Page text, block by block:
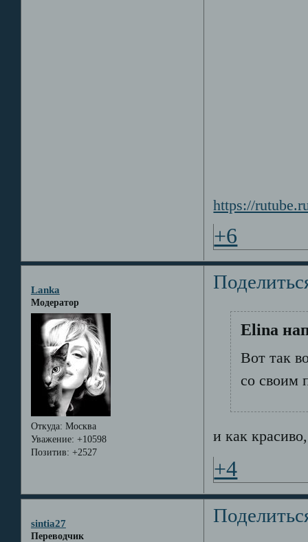
https://
+6
Lanka
Модератор
Откуда: Москва
Уважение: +10598
Позитив: +2527
Elina
Вот так
со своим
и как
+4
sintia27
Переводчик